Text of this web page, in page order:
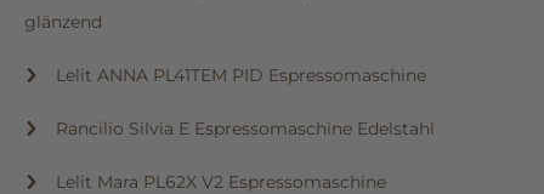
glänzend
Lelit ANNA PL41TEM PID Espressomaschine
Rancilio Silvia E Espressomaschine Edelstahl
Lelit Mara PL62X V2 Espressomaschine